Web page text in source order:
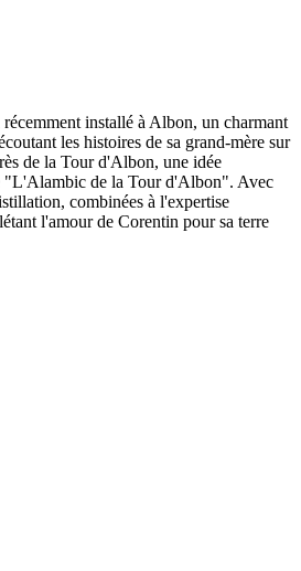
installé à Albon, un charmant
les histoires de sa grand-mère sur
de la Tour d'Albon, une idée
"L'Alambic de la Tour d'Albon". Avec
combinées à l'expertise
l'amour de Corentin pour sa terre